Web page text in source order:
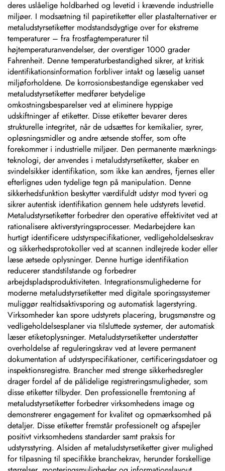
maskinnavneskilte
deres uslåelige holdbarhed og levetid i krævende industrielle
miljøer. I modsætning til papiretiketter eller plastalternativer er
metaludstyrsetiketter modstandsdygtige over for ekstreme
temperaturer – fra frostfagtemperaturer til
højtemperaturanvendelser, der overstiger 1000 grader
Fahrenheit. Denne temperaturbestandighed sikrer, at kritisk
identifikationsinformation forbliver intakt og læselig uanset
miljøforholdene. De korrosionsbestandige egenskaber ved
metaludstyrsetiketter medfører betydelige
omkostningsbesparelser ved at eliminere hyppige
udskiftninger af etiketter. Disse etiketter bevarer deres
strukturelle integritet, når de udsættes for kemikalier, syrer,
opløsningsmidler og andre ætsende stoffer, som ofte
forekommer i industrielle miljøer. Den permanente mærknings-
teknologi, der anvendes i metaludstyrsetiketter, skaber en
svindelsikker identifikation, som ikke kan ændres, fjernes eller
efterlignes uden tydelige tegn på manipulation. Denne
sikkerhedsfunktion beskytter værdifuldt udstyr mod tyveri og
sikrer autentisk identifikation gennem hele udstyrets levetid.
Metaludstyrsetiketter forbedrer den operative effektivitet ved at
rationalisere aktiverstyringsprocesser. Medarbejdere kan
hurtigt identificere udstyrspecifikationer, vedligeholdelseskrav
og sikkerhedsprotokoller ved at scannen indlejrede koder eller
læse ætsede oplysninger. Denne hurtige identifikation
reducerer standstilstande og forbedrer
arbejdspladsproduktiviteten. Integrationsmulighederne for
moderne metaludstyrsetiketter med digitale sporingssystemer
muliggør realtidsaktivsporing og automatisk lagerstyring.
Virksomheder kan spore udstyrets placering, brugsmønstre og
vedligeholdelsesplaner via tilsluttede systemer, der automatisk
læser etiketoplysninger. Metaludstyrsetiketter understøtter
overholdelse af reguleringskrav ved at levere permanent
dokumentation af udstyrspecifikationer, certificeringsdatoer og
inspektionsregistre. Brancher med strenge sikkerhedsregler
drager fordel af de pålidelige registreringsmuligheder, som
disse etiketter tilbyder. Den professionelle fremtoning af
metaludstyrsetiketter forbedrer virksomhedens image og
demonstrerer engagement for kvalitet og opmærksomhed på
detaljer. Disse etiketter fremstår professionelt og afspejler
positivt virksomhedens standarder samt praksis for
udstyrsstyring. Alsiden af metaludstyrsetiketter giver mulighed
for tilpasning til specifikke branchekrav, herunder forskellige